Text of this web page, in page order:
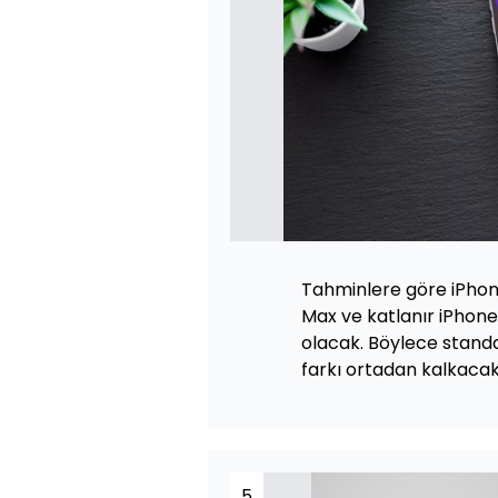
Tahminlere göre
Max ve katlanır
olacak. Böylece
farkı ortadan